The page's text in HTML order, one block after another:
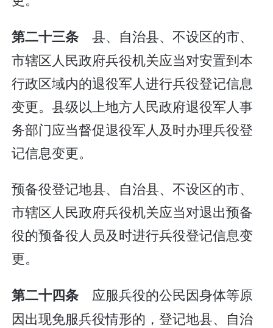
第二十三条 县、自治县、不设区的市、
市辖区人民政府兵役机关应当对安置到本
行政区域内的退役军人进行兵役登记信息
变更。县级以上地方人民政府退役军人事
务部门应当督促退役军人及时办理兵役登
记信息变更。
预备役登记地县、自治县、不设区的市、
市辖区人民政府兵役机关应当对退出预备
役的预备役人员及时进行兵役登记信息变
更。
第二十四条 应服兵役的公民因身体等原
因出现免服兵役情形的，登记地县、自治